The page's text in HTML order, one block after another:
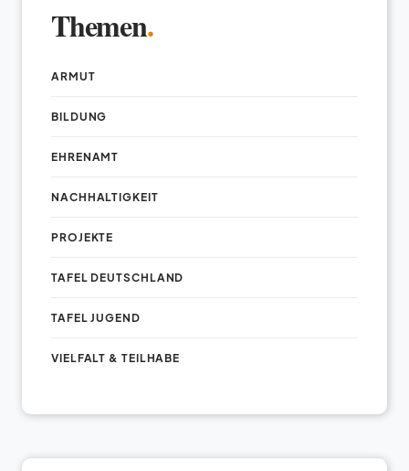
Themen.
ARMUT
BILDUNG
EHRENAMT
NACHHALTIGKEIT
PROJEKTE
TAFEL DEUTSCHLAND
TAFEL JUGEND
VIELFALT & TEILHABE